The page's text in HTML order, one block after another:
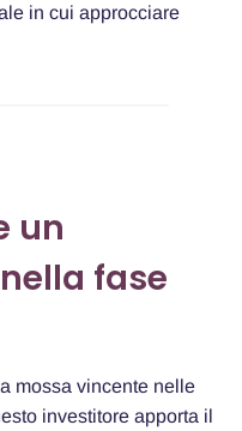
in cui approcciare
un
fase
mossa vincente nelle
investitore apporta il